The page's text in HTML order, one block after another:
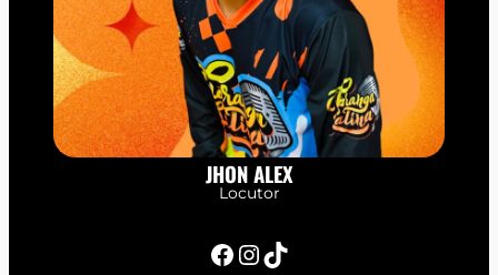
JHON ALEX
Locutor
Facebook InstagramTikTok